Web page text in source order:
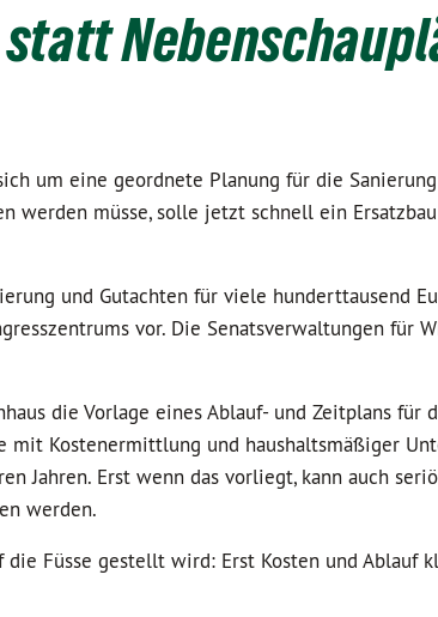
um eine geordnete Planung für die Sanierung
werden müsse, solle jetzt schnell ein
und Gutachten für viele hunderttausend
vor. Die Senatsverwaltungen für
die Vorlage eines Ablauf- und Zeitplans für
mit Kostenermittlung und haushaltsmäßiger
Jahren. Erst wenn das vorliegt, kann auch
werden.
Füsse gestellt wird: Erst Kosten und Ablauf